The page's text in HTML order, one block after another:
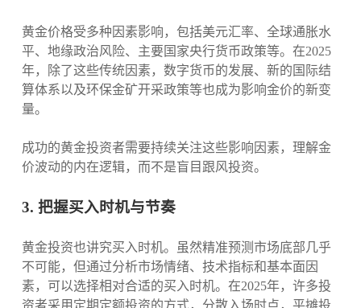
黄金价格受多种因素影响，包括美元汇率、全球通胀水
平、地缘政治风险、主要国家央行货币政策等。在2025
年，除了这些传统因素，数字货币的发展、新的国际结
算体系以及环保金矿开采政策等也成为影响金价的新变
量。
成功的黄金投资者需要持续关注这些影响因素，理解金
价波动的内在逻辑，而不是盲目跟风投资。
3. 把握买入时机与节奏
黄金投资也讲究买入时机。虽然精准预测市场底部几乎
不可能，但通过分析市场情绪、技术指标和基本面因
素，可以选择相对合适的买入时机。在2025年，许多投